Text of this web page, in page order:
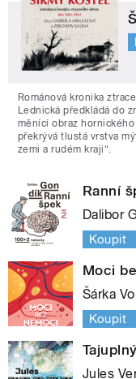
Románová kronika
Lednická předkládá do
měnící obraz
překrývá tlustá vrstva
zemi a rudém kraji“.
Ranní
Dalibor
Koupit
Moci
Šárka
Koupit
Jules